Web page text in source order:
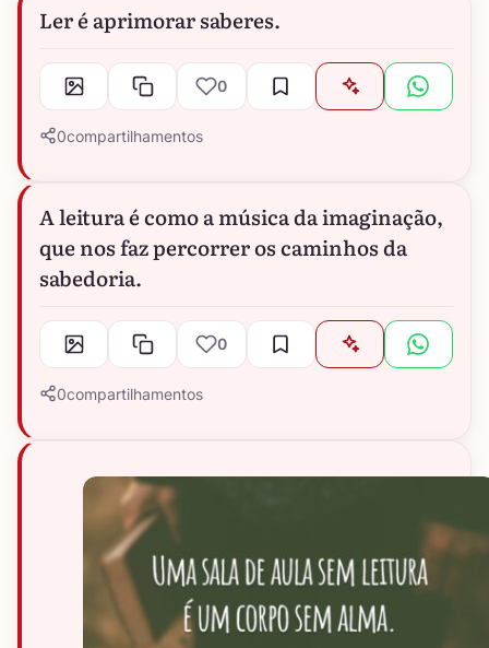
Ler é aprimorar saberes.
0
0compartilhamentos
A leitura é como a música da imaginação,
que nos faz percorrer os caminhos da
sabedoria.
0
0compartilhamentos